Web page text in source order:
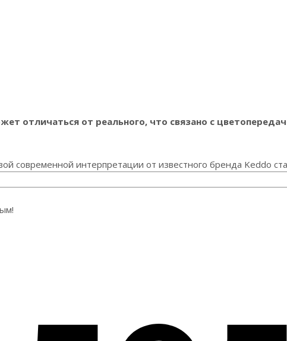
отличаться от реального, что связано с
современной интерпретации от известного бренда Keddo